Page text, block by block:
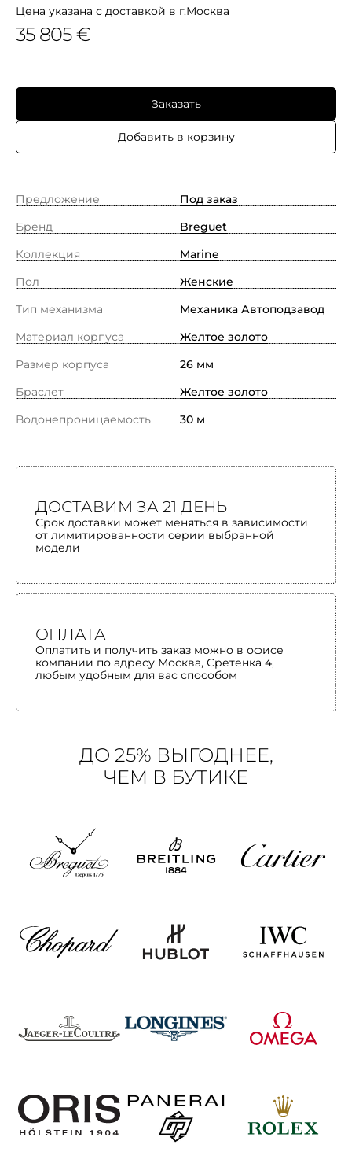
Цена указана с доставкой в г.Москва
35 805 €
Заказать
Добавить в корзину
Предложение
Под заказ
Бренд
Breguet
Коллекция
Marine
Пол
Женские
Тип механизма
Механика Автоподзавод
Материал корпуса
Желтое золото
Размер корпуса
26 мм
Браслет
Желтое золото
Водонепроницаемость
30 м
ДОСТАВИМ ЗА 21 ДЕНЬ
Срок доставки может меняться в зависимости
от лимитированности серии выбранной
модели
ОПЛАТА
Оплатить и получить заказ можно в офисе
компании по адресу Москва, Сретенка 4,
любым удобным для вас способом
ДО 25% ВЫГОДНЕЕ,
ЧЕМ В БУТИКЕ